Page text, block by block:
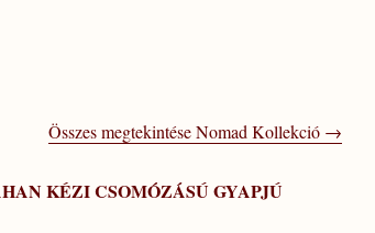
Összes megtekintése Nomad Kollekció →
KÉZI CSOMÓZÁSÚ GYAPJÚ